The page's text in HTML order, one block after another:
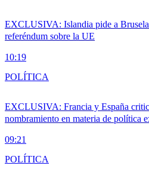
EXCLUSIVA: Islandia pide a
referéndum sobre la UE
10:19
EXCLUSIVA: Francia y España
nombramiento en materia de política
09:21
POLÍTICA
POLÍTICA